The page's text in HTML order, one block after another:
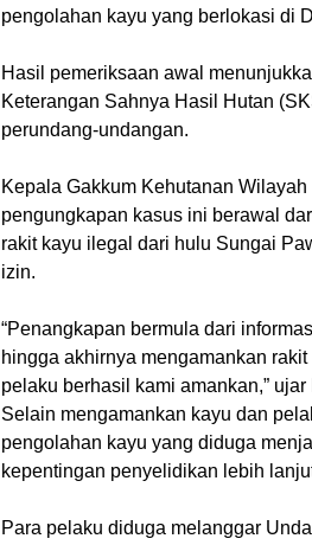
pengolahan kayu yang berlokasi di
Hasil pemeriksaan awal
Keterangan Sahnya Hasil Hutan
perundang-undangan.
Kepala Gakkum Kehutanan
pengungkapan kasus ini berawal
rakit kayu ilegal dari hulu Sungai
izin.
“Penangkapan bermula dari
hingga akhirnya mengamankan
pelaku berhasil kami amankan,”
Selain mengamankan kayu dan
pengolahan kayu yang diduga
kepentingan penyelidikan lebih
Para pelaku diduga melanggar